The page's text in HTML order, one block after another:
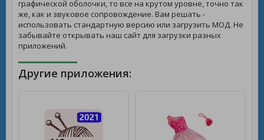
графической оболочки, то все на крутом уровне, точно так
же, как и звуковое сопровождение. Вам решать -
использовать стандартную версию или загрузить МОД. Не
забывайте открывать наш сайт для загрузки разных
приложений.
Другие приложения: